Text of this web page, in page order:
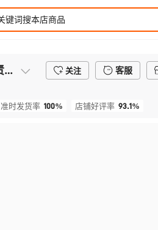
梵富琳生物科技（广东）有限责任公司 关注 客服
准时发货率 100% 店铺好评率 93.1%